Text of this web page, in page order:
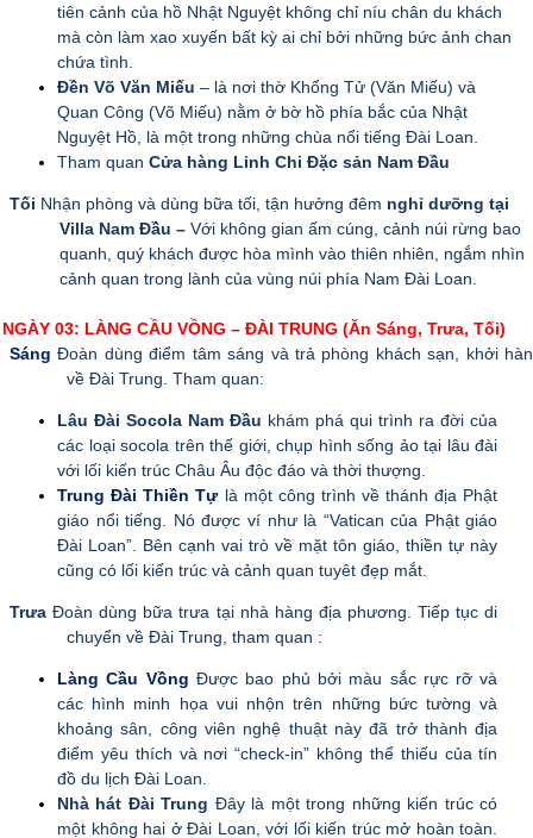
tiên cảnh của hồ Nhật Nguyệt không chỉ níu chân du khách
mà còn làm xao xuyến bất kỳ ai chỉ bởi những bức ảnh chan
chứa tình.
Đền Võ Văn Miếu – là nơi thờ Khổng Tử (Văn Miếu) và
Quan Công (Võ Miếu) nằm ở bờ hồ phía bắc của Nhật
Nguyệt Hồ, là một trong những chùa nổi tiếng Đài Loan.
Tham quan Cửa hàng Linh Chi Đặc sản Nam Đầu
Tối Nhận phòng và dùng bữa tối, tận hưởng đêm nghỉ dưỡng tại
Villa Nam Đầu – Với không gian ấm cúng, cảnh núi rừng bao
quanh, quý khách được hòa mình vào thiên nhiên, ngắm nhìn
cảnh quan trong lành của vùng núi phía Nam Đài Loan.
NGÀY 03: LÀNG CẦU VỒNG – ĐÀI TRUNG (Ăn Sáng, Trưa, Tối)
Sáng Đoàn dùng điểm tâm sáng và trả phòng khách sạn, khởi
về Đài Trung. Tham quan:
Lâu Đài Socola Nam Đầu khám phá qui trình ra đời của
các loại socola trên thế giới, chụp hình sống ảo tại lâu đài
với lối kiến trúc Châu Âu độc đáo và thời thượng.
Trung Đài Thiền Tự là một công trình về thánh địa Phật
giáo nổi tiếng. Nó được ví như là “Vatican của Phật giáo
Đài Loan”. Bên cạnh vai trò về mặt tôn giáo, thiền tự này
cũng có lối kiến trúc và cảnh quan tuyêt đẹp mắt.
TrưaĐoàn dùng bữa trưa tại nhà hàng địa phương. Tiếp tục di
chuyển về Đài Trung, tham quan :
Làng Cầu Vồng Được bao phủ bởi màu sắc rực rỡ và
các hình minh họa vui nhộn trên những bức tường và
khoảng sân, công viên nghệ thuật này đã trở thành địa
điểm yêu thích và nơi “check-in” không thể thiếu của tín
đồ du lịch Đài Loan.
Nhà hát Đài Trung Đây là một trong những kiến trúc có
một không hai ở Đài Loan, với lối kiến trúc mở hoàn toàn.